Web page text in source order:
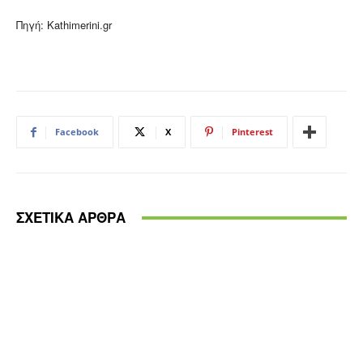
Πηγή: Kathimerini.gr
Facebook X Pinterest
ΣΧΕΤΙΚΑ ΑΡΘΡΑ